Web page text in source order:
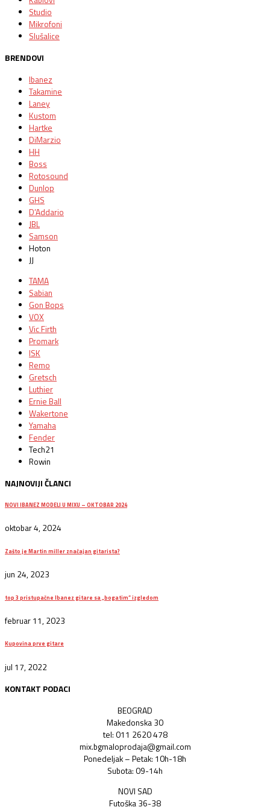
Studio
Mikrofoni
Slušalice
BRENDOVI
Ibanez
Takamine
Laney
Kustom
Hartke
DiMarzio
HH
Boss
Rotosound
Dunlop
GHS
D’Addario
JBL
Samson
Hoton
JJ
TAMA
Sabian
Gon Bops
VOX
Vic Firth
Promark
ISK
Remo
Gretsch
Luthier
Ernie Ball
Wakertone
Yamaha
Fender
Tech21
Rowin
NAJNOVIJI ČLANCI
NOVI IBANEZ MODELI U MIXU – OKTOBAR 2024
oktobar 4, 2024
Zašto je Martin miller značajan gitarista?
jun 24, 2023
top 3 pristupačne Ibanez gitare sa „bogatim“ izgledom
februar 11, 2023
Kupovina prve gitare
jul 17, 2022
KONTAKT PODACI
BEOGRAD
Makedonska 30
tel: 011 2620 478
mix.bgmaloprodaja@gmail.com
Ponedeljak – Petak: 10h-18h
Subota: 09-14h
NOVI SAD
Futoška 36-38